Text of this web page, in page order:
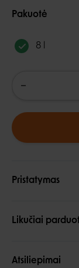
Pakuotė
8 l
Pristatymas
Likučiai
Atsiliepimai